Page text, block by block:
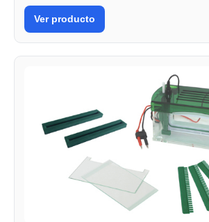
Ver producto